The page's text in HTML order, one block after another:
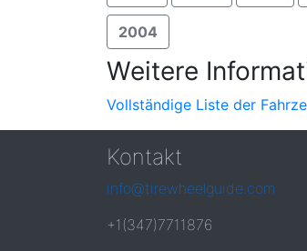
2004
Weitere
Vollständige Liste der
Kontakt
info@tirewheelguide.com
+1(347)7711876